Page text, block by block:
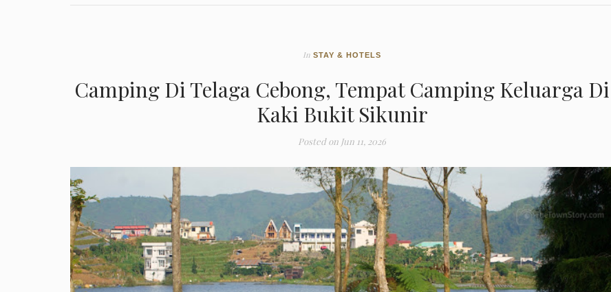
In STAY & HOTELS
Camping Di Telaga Cebong, Tempat Camping Keluarga Di
Kaki Bukit Sikunir
Posted on Jun 11, 2026